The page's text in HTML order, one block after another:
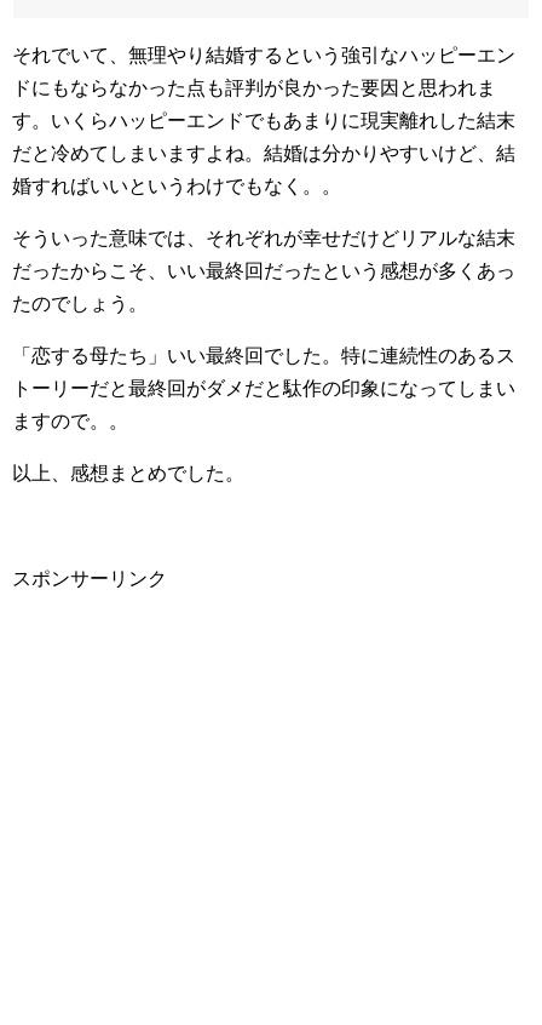
それでいて、無理やり結婚するという強引なハッピーエン
ドにもならなかった点も評判が良かった要因と思われま
す。いくらハッピーエンドでもあまりに現実離れした結末
だと冷めてしまいますよね。結婚は分かりやすいけど、結
婚すればいいというわけでもなく。。
そういった意味では、それぞれが幸せだけどリアルな結末
だったからこそ、いい最終回だったという感想が多くあっ
たのでしょう。
「恋する母たち」いい最終回でした。特に連続性のあるス
トーリーだと最終回がダメだと駄作の印象になってしまい
ますので。。
以上、感想まとめでした。
スポンサーリンク